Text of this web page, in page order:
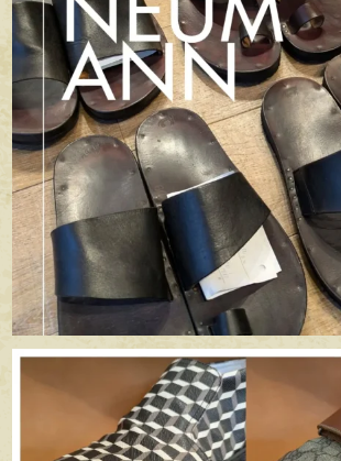
apego_handmade_shoemaker
6月 29